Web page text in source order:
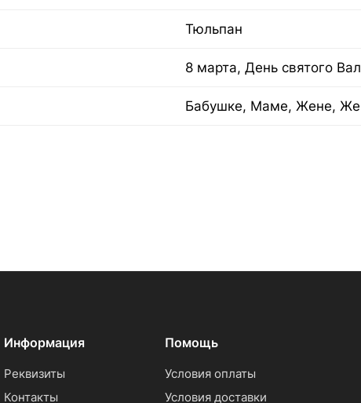
Тюльпан
8 марта, День святого
Бабушке, Маме, Жене,
Информация
Реквизиты
Контакты
Помощь
Условия оплаты
Условия доставки